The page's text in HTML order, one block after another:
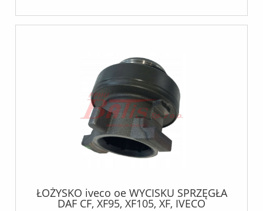
ŁOŻYSKO iveco oe WYCISKU SPRZĘGŁA
DAF CF, XF95, XF105, XF, IVECO